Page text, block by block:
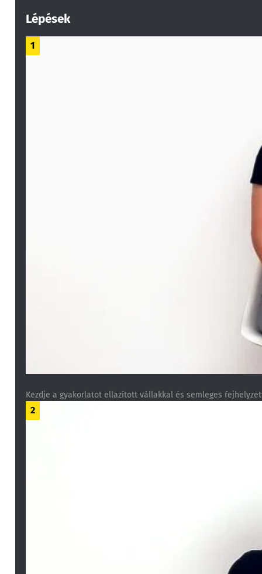
Lépések
1
Kezdje a gyakorlatot ellazított vállakkal és semleges
2